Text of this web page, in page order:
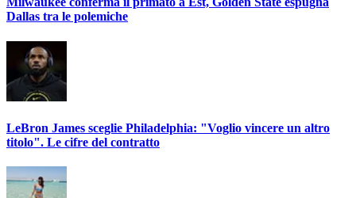
Dallas tra le polemiche
LeBron James sceglie Philadelphia: "Voglio vincere un altro
titolo". Le cifre del contratto